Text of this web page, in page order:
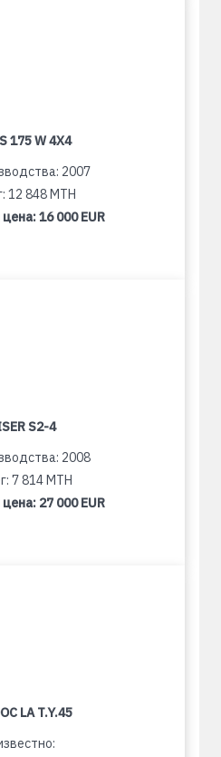
175 W 4X4
2007
12 848 MTH
16 000 EUR
S2-4
2008
7 814 MTH
27 000 EUR
LA T.Y.45